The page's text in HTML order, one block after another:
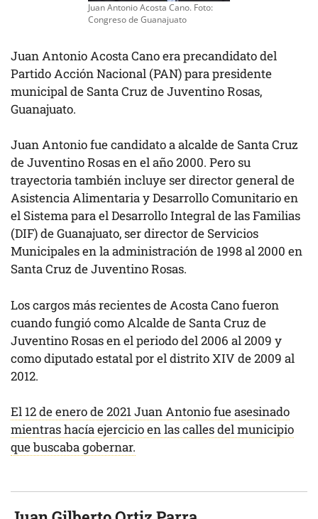
Juan Antonio Acosta Cano. Foto:
Congreso de Guanajuato
Juan Antonio Acosta Cano era precandidato del
Partido Acción Nacional (PAN) para presidente
municipal de Santa Cruz de Juventino Rosas,
Guanajuato.
Juan Antonio fue candidato a alcalde de Santa Cruz
de Juventino Rosas en el año 2000. Pero su
trayectoria también incluye ser director general de
Asistencia Alimentaria y Desarrollo Comunitario en
el Sistema para el Desarrollo Integral de las Familias
(DIF) de Guanajuato, ser director de Servicios
Municipales en la administración de 1998 al 2000 en
Santa Cruz de Juventino Rosas.
Los cargos más recientes de Acosta Cano fueron
cuando fungió como Alcalde de Santa Cruz de
Juventino Rosas en el periodo del 2006 al 2009 y
como diputado estatal por el distrito XIV de 2009 al
2012.
El 12 de enero de 2021 Juan Antonio fue asesinado
mientras hacía ejercicio en las calles del municipio
que buscaba gobernar.